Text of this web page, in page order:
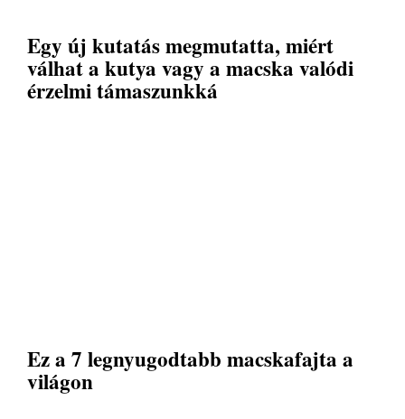
Egy új kutatás megmutatta, miért
válhat a kutya vagy a macska valódi
érzelmi támaszunkká
Ez a 7 legnyugodtabb macskafajta a
világon